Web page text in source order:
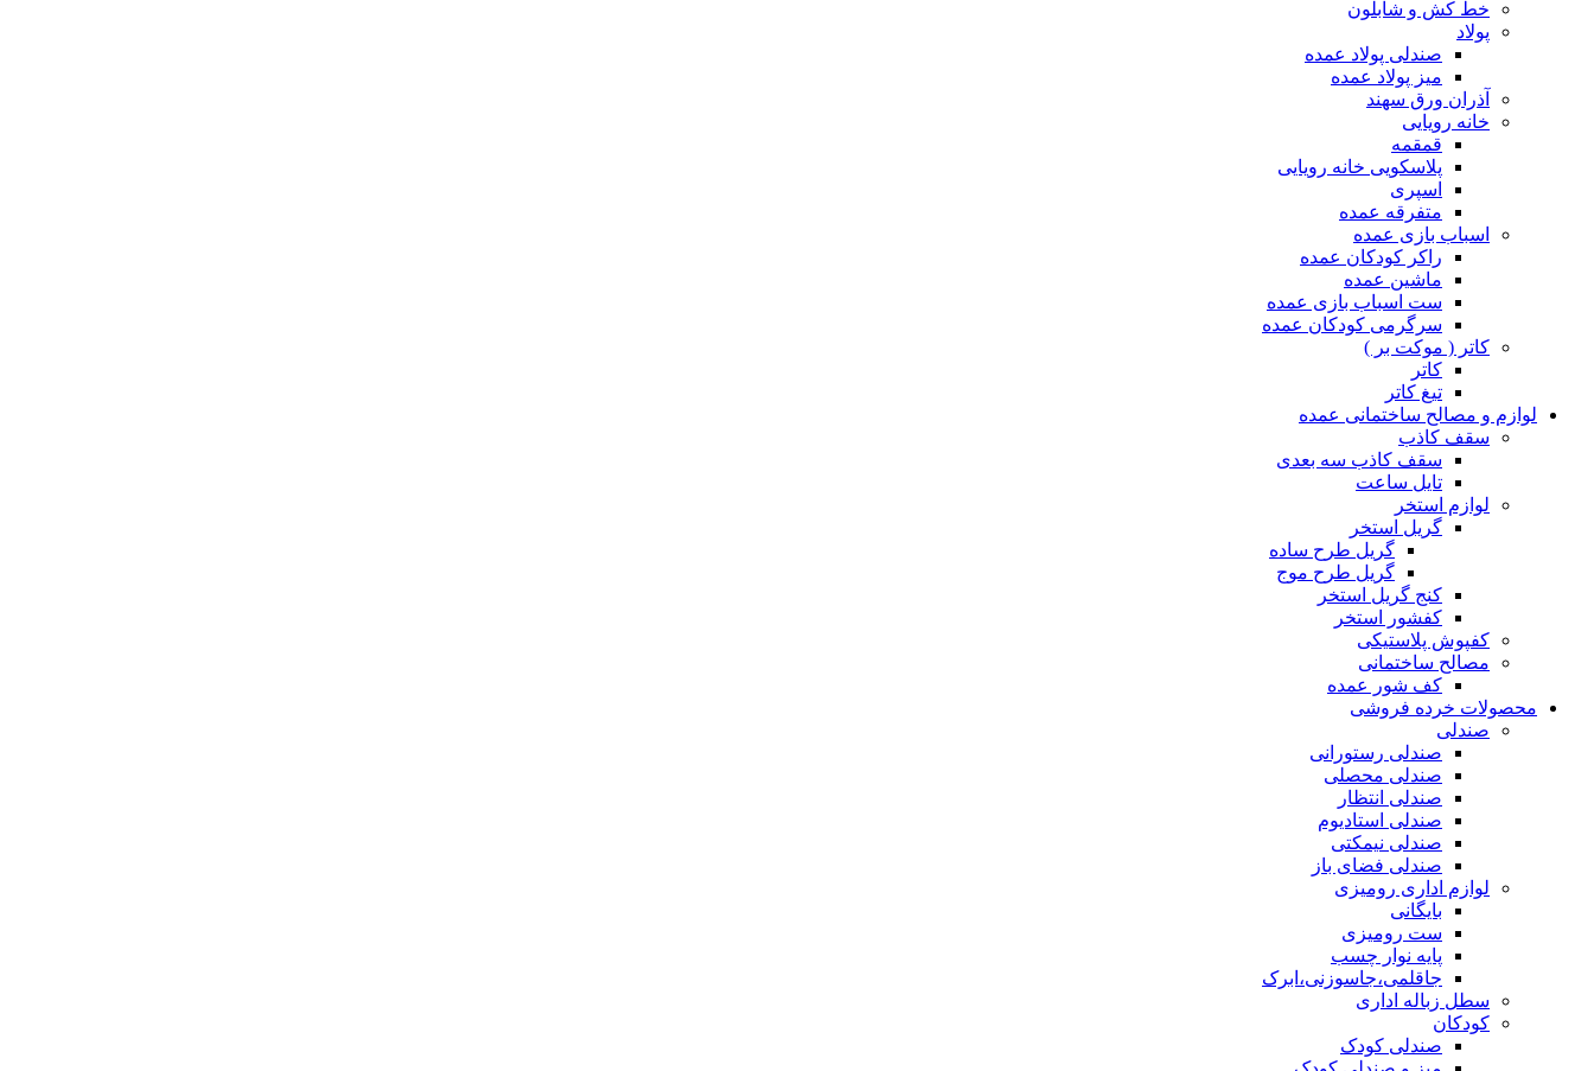
خط کش و شابلون
پولاد
صندلی پولاد عمده
میز پولاد عمده
آذران ورق سهند
خانه رویایی
قمقمه
پلاسکویی خانه رویایی
اسپری
متفرقه عمده
اسباب بازی عمده
راکر کودکان عمده
ماشین عمده
ست اسباب بازی عمده
سرگرمی کودکان عمده
کاتر ( موکت بر )
کاتر
تیغ کاتر
لوازم و مصالح ساختمانی عمده
سقف کاذب
سقف کاذب سه بعدی
تایل ساعت
لوازم استخر
گریل استخر
گریل طرح ساده
گریل طرح موج
کنج گریل استخر
کفشور استخر
کفپوش پلاستیکی
مصالح ساختمانی
کف شور عمده
محصولات خرده فروشی
صندلی
صندلی رستورانی
صندلی محصلی
صندلی انتظار
صندلی استادیوم
صندلی نیمکتی
صندلی فضای باز
لوازم اداری رومیزی
بایگانی
ست رومیزی
پایه نوار چسب
جاقلمی،جاسوزنی،ابرک
سطل زباله اداری
کودکان
صندلی کودک